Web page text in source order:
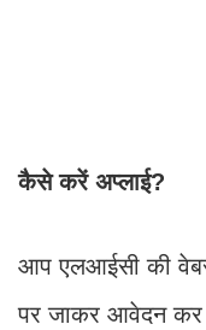
कैसे करें अप्लाई?
आप एलआईसी की
पर जाकर आवेदन